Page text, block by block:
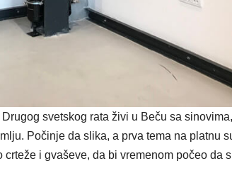
svetskog rata živi u Beču sa
Počinje da slika, a prva tema na platnu
i gvaševe, da bi vremenom počeo da